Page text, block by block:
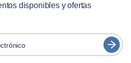
disponibles y ofertas